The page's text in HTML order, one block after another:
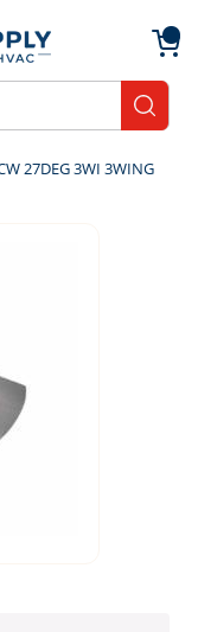
27DEG 3WI 3WING